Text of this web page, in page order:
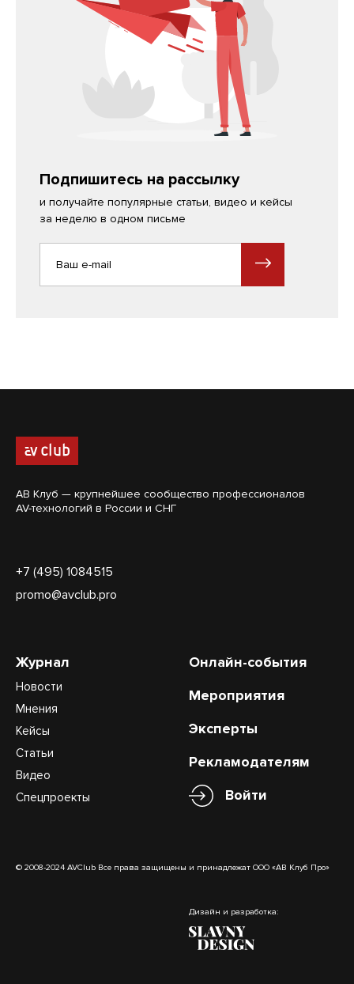
Подпишитесь на рассылку
и получайте популярные статьи, видео и кейсы
за неделю в одном письме
АВ Клуб — крупнейшее сообщество профессионалов
AV-технологий в России и СНГ
+7 (495) 1084515
promo@avclub.pro
Журнал
Новости
Мнения
Кейсы
Статьи
Видео
Спецпроекты
Онлайн-события
Мероприятия
Эксперты
Рекламодателям
Войти
© 2008-2024 AVClub Все права защищены и принадлежат ООО «АВ Клуб Про»
Дизайн и разработка: